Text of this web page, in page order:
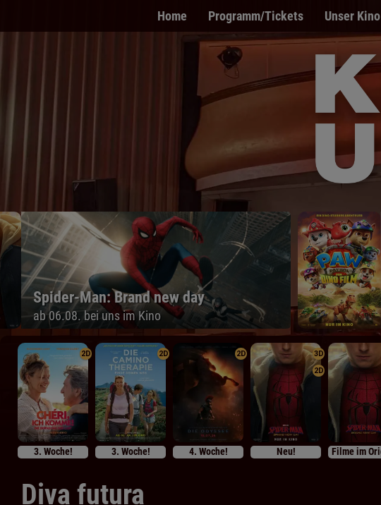
Home Programm/Tickets Unser Kino
Spider-Man: Brand new day
ab 06.08. bei uns im Kino
2D
3. Woche!
2D
3. Woche!
2D
4. Woche!
3D
2D
Neu!
Diva futura